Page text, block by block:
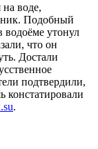
на воде,
Подобный
водоёме утонул
что он
Достали
подтвердили,
.